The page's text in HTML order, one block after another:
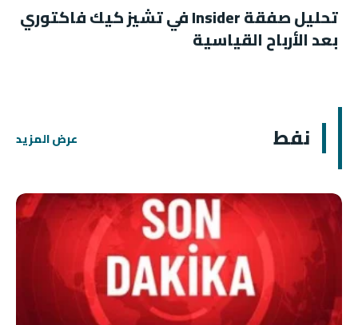
تحليل صفقة Insider في تشيز كيك فاكتوري
بعد الأرباح القياسية
نفط عرض المزيد